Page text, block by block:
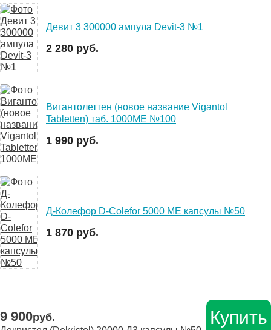
Девит 3 300000 ампула Devit-3 №1
2 280 руб.
Вигантолеттен (новое название Vigantol
Tabletten) таб. 1000МЕ №100
1 990 руб.
Д-Колефор D-Colefor 5000 МЕ капсулы №50
1 870 руб.
9 900руб. Купить